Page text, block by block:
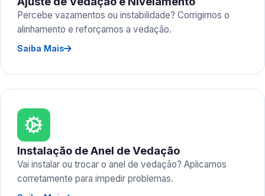
Percebe vazamentos ou instabilidade? Corrigimos o
alinhamento e reforçamos a vedação.
Saiba Mais
Instalação de Anel de Vedação
Vai instalar ou trocar o anel de vedação? Aplicamos
corretamente para impedir problemas.